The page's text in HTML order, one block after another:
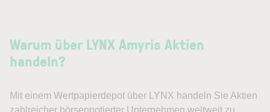
Warum über LYNX Amyris Aktien
handeln?
Mit einem Wertpapierdepot über LYNX handeln Sie Aktien
zahlreicher börsennotierter Unternehmen weltweit zu